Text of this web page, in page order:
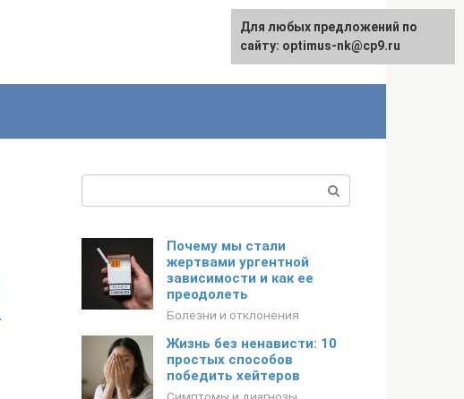
English
Почему мы стали
жертвами ургентной
зависимости и как ее
преодолеть
Болезни и отклонения
Жизнь без ненависти: 10
простых способов
победить хейтеров
Для любых предложений по
сайту: optimus-nk@cp9.ru